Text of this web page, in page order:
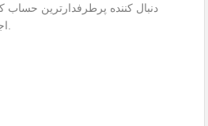
دنبال کننده پرطرفدارترین